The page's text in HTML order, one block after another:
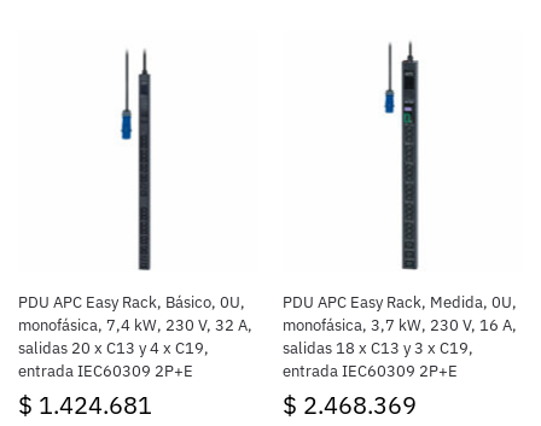
PDU APC Easy Rack, Básico, 0U,
monofásica, 7,4 kW, 230 V, 32 A,
salidas 20 x C13 y 4 x C19,
entrada IEC60309 2P+E
$ 1.424.681
PDU APC Easy Rack, Medida, 0U,
monofásica, 3,7 kW, 230 V, 16 A,
salidas 18 x C13 y 3 x C19,
entrada IEC60309 2P+E
$ 2.468.369